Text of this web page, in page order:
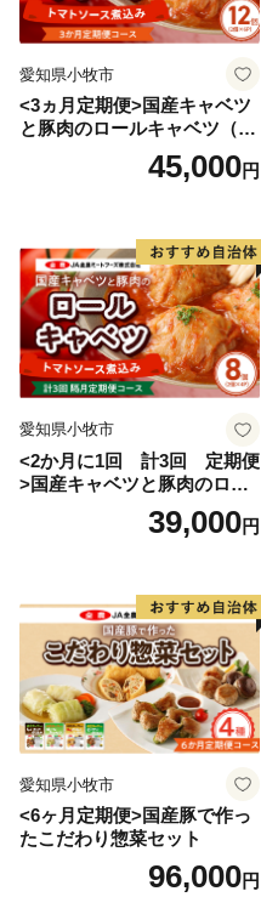
愛知県小牧市
<3ヵ月定期便>国産キャベツ
と豚肉のロールキャベツ（6P
45,000円
愛知県小牧市
<2か月に1回 計3回 定期便
>国産キャベツと豚肉のロー
ルキャベツ（4P入り）
39,000円
愛知県小牧市
<6ヶ月定期便>国産豚で作っ
たこだわり惣菜セット
96,000円